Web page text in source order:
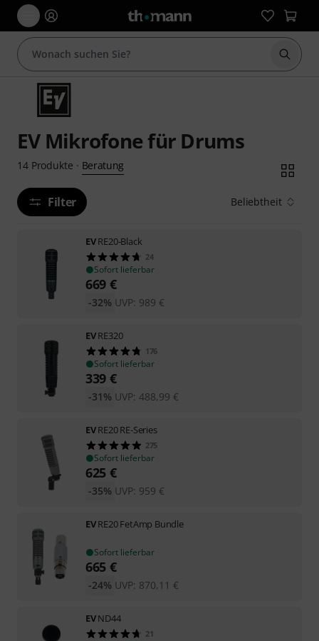
Suche
EV Mikrofone für Drums
14 Produkte · Beratung
Filter Beliebtheit
EVRE20-Black
24
Sofort lieferbar
669 €
UVP: 989 €
-32%
EVRE320
176
Sofort lieferbar
339 €
UVP: 488,99 €
-31%
EVRE20 RE-Series
275
Sofort lieferbar
625 €
UVP: 959 €
-35%
EVRE20 FetAmp Bundle
Sofort lieferbar
665 €
UVP: 870,11 €
-24%
EVND44
21